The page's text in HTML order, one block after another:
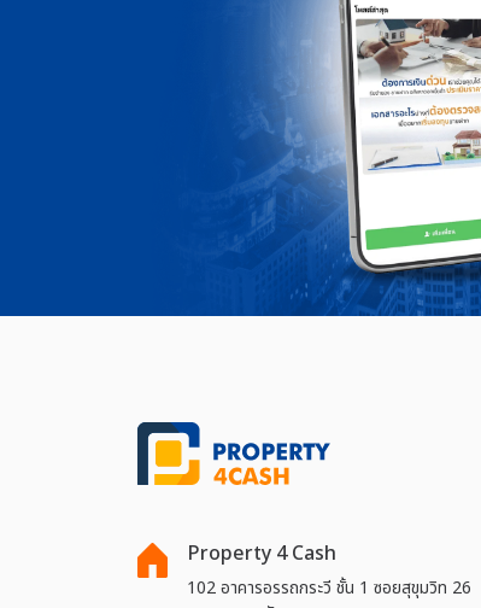
Property 4 Cash
102 อาคารอรรถกระวี ชั้น 1 ซอยสุขุมวิท 26